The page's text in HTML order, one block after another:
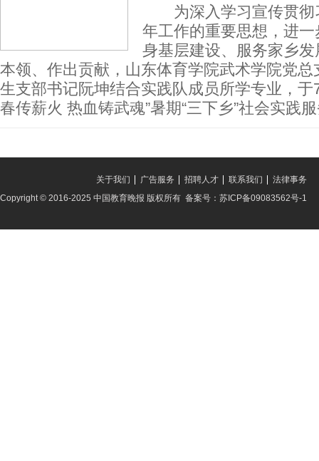
为深入学习宣传贯彻
年工作的重要思想，进
身基层建设、服务家乡
本领、作出贡献，山东体育学院武术学院党
生支部书记阮坤结合实践队成员所学专业，于
春传薪火 热血铸武魂”暑期“三下乡”社会实践
法律事务
联系我们
招聘人才
广告服务
关于我们
Copyright © 2016-2025 中国教育晚报 版权所有 备案号：苏ICP备09083562号-1